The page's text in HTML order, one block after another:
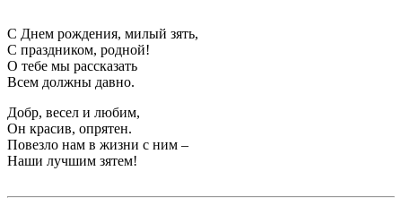
С Днем рождения, милый зять,
С праздником, родной!
О тебе мы рассказать
Всем должны давно.
Добр, весел и любим,
Он красив, опрятен.
Повезло нам в жизни с ним –
Наши лучшим зятем!